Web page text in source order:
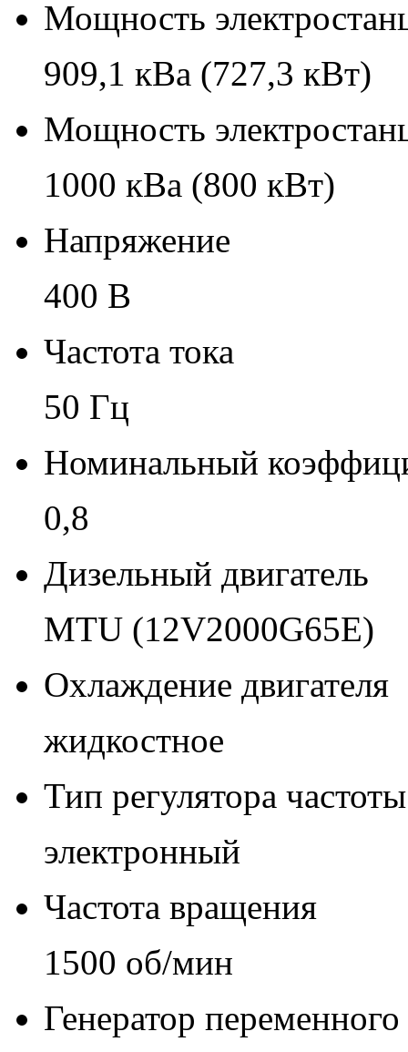
Мощность
909,1 кВа (727,3 кВт)
Мощность
1000 кВа (800 кВт)
Напряжение
400 В
Частота тока
50 Гц
Номинальный
0,8
Дизельный двигатель
MTU (12V2000G65E)
Охлаждение двигателя
жидкостное
Тип регулятора
электронный
Частота вращения
1500 об/мин
Генератор переменного